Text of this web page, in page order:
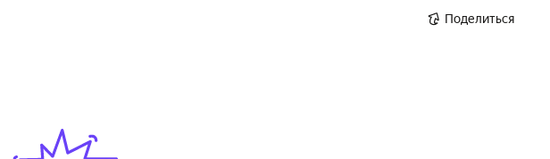
Поделиться